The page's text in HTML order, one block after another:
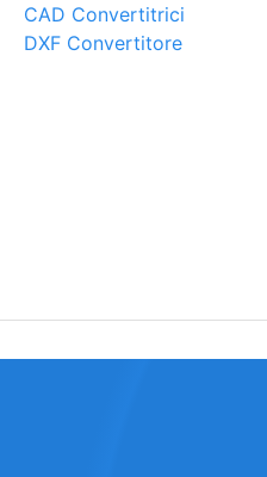
CAD Convertitrici
DXF Convertitore